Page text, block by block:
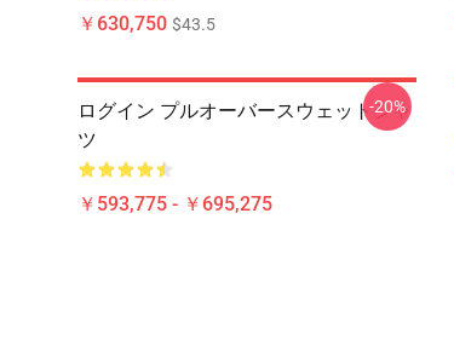
￥630,750 $43.5
ログイン プルオーバースウェットシャ
ツ
￥593,775 - ￥695,275
-20%